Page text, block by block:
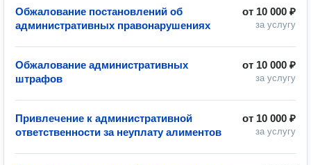
от 10 000 ₽
за услугу
Обжалование постановлений об
административных правонарушениях
от 10 000 ₽
за услугу
Обжалование административных
штрафов
от 10 000 ₽
за услугу
Привлечение к административной
ответственности за неуплату алиментов